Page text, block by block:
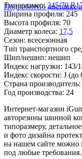
Подробнее о доставке
Типоразмер: 245/70
Ширина профиля: 245
Высота профиля: 70
Диаметр колеса: 17,5
Сезон: всесезонная
Тип транспортного
Шип/нешип: нешип
Индекс нагрузки: 143/
Индекс скорости: J (до
Страна производитель:
Год производства: 24
Интернет-магазин
авторезины шинной
типоразмеру,
и фото дизайна
на нашем сайте можно
под любые требования.